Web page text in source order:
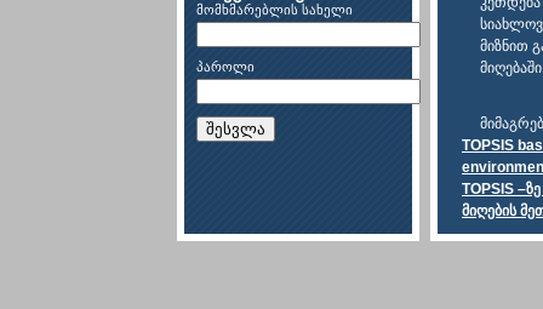
მომხმარებლის სახელი
პაროლი
შესვლა
მიზნით
TOPSIS
TOPSIS
მიღების